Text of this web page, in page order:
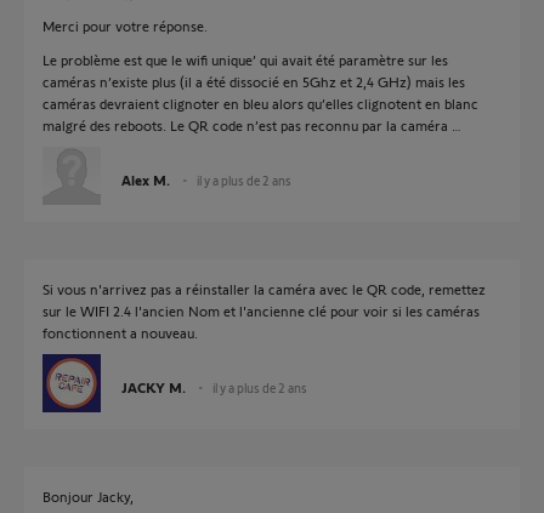
Merci pour votre réponse.
Le problème est que le wifi unique’ qui avait été paramètre sur les
caméras n’existe plus (il a été dissocié en 5Ghz et 2,4 GHz) mais les
caméras devraient clignoter en bleu alors qu’elles clignotent en blanc
malgré des reboots. Le QR code n’est pas reconnu par la caméra …
Alex M. il y a plus de 2 ans
Si vous n'arrivez pas a réinstaller la caméra avec le QR code, remettez
sur le WIFI 2.4 l'ancien Nom et l'ancienne clé pour voir si les caméras
fonctionnent a nouveau.
JACKY M. il y a plus de 2 ans
Bonjour Jacky,